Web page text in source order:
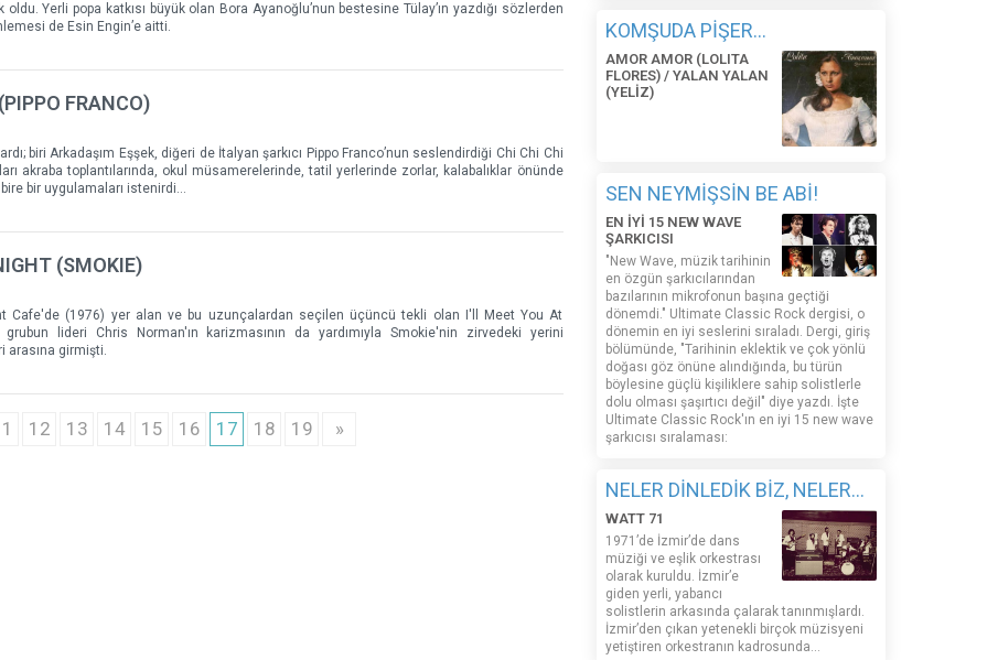
oldu. Yerli popa katkısı büyük olan Bora Ayanoğlu’nun bestesine Tülay’ın yazdığı sözlerden
de Esin Engin’e aitti.
FRANCO)
biri Arkadaşım Eşşek, diğeri de İtalyan şarkıcı Pippo Franco’nun seslendirdiği Chi Chi Chi
akraba toplantılarında, okul müsamerelerinde, tatil yerlerinde zorlar, kalabalıklar önünde
bir uygulamaları istenirdi…
(SMOKIE)
Cafe'de (1976) yer alan ve bu uzunçalardan seçilen üçüncü tekli olan I'll Meet You At
lideri Chris Norman'ın karizmasının da yardımıyla Smokie'nin zirvedeki yerini
arasına girmişti.
12 13 14 15 16 17 18 19 »
KOMŞUDA PİŞER...
AMOR AMOR (LOLITA
FLORES) / YALAN YALAN
(YELİZ)
SEN NEYMİŞSİN BE ABİ!
EN İYİ 15 NEW WAVE
ŞARKICISI
"New Wave, müzik tarihinin
en özgün şarkıcılarından
bazılarının mikrofonun başına geçtiği
dönemdi." Ultimate Classic Rock dergisi, o
dönemin en iyi seslerini sıraladı. Dergi, giriş
bölümünde, "Tarihinin eklektik ve çok yönlü
doğası göz önüne alındığında, bu türün
böylesine güçlü kişiliklere sahip solistlerle
dolu olması şaşırtıcı değil" diye yazdı. İşte
Ultimate Classic Rock'ın en iyi 15 new wave
şarkıcısı sıralaması:
NELER DİNLEDİK BİZ, NELER...
WATT 71
1971’de İzmir’de dans
müziği ve eşlik orkestrası
olarak kuruldu. İzmir’e
giden yerli, yabancı
solistlerin arkasında çalarak tanınmışlardı.
İzmir’den çıkan yetenekli birçok müzisyeni
yetiştiren orkestranın kadrosunda...